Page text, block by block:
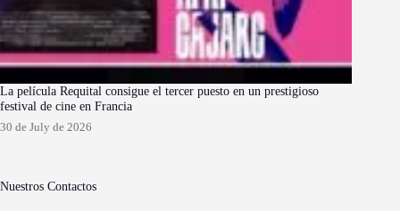
La película Requital consigue el tercer puesto en un prestigioso
festival de cine en Francia
30 de July de 2026
Nuestros Contactos